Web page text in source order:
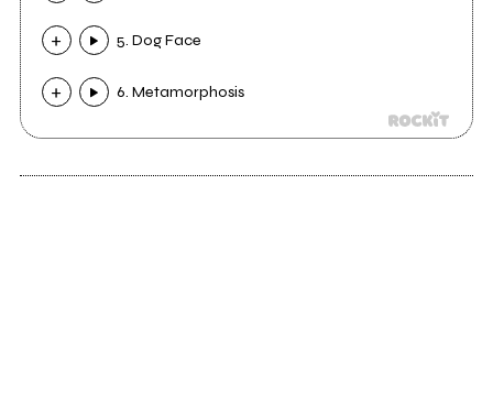
5. Dog Face
6. Metamorphosis